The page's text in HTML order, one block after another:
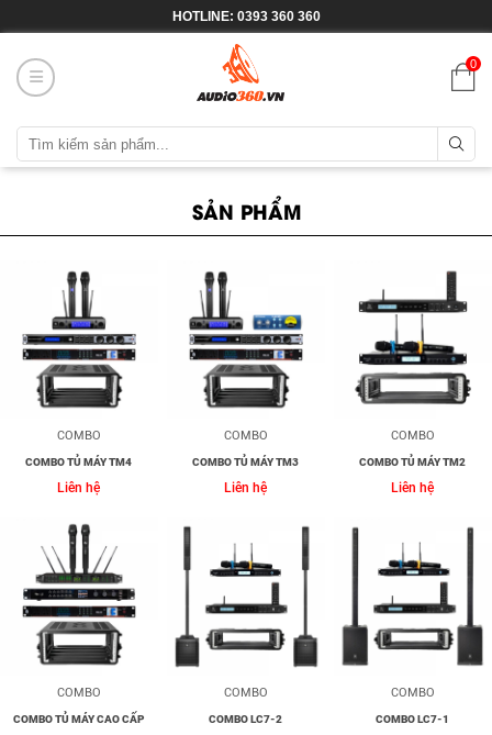
HOTLINE: 0393 360 360
0
SẢN PHẨM
COMBO
COMBO TỦ MÁY TM4
Liên hệ
COMBO
COMBO TỦ MÁY TM3
Liên hệ
COMBO
COMBO TỦ MÁY TM2
Liên hệ
COMBO
COMBO TỦ MÁY CAO CẤP
COMBO
COMBO LC7-2
COMBO
COMBO LC7-1